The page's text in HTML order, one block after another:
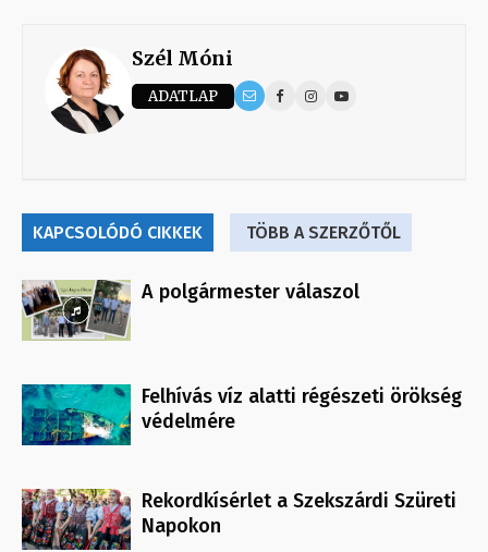
Szél Móni
ADATLAP
KAPCSOLÓDÓ CIKKEK TÖBB A SZERZŐTŐL
A polgármester válaszol
Felhívás víz alatti régészeti örökség
védelmére
Rekordkísérlet a Szekszárdi Szüreti
Napokon